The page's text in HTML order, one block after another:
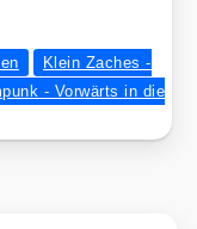
Klein Zaches -
- Vorwärts in die